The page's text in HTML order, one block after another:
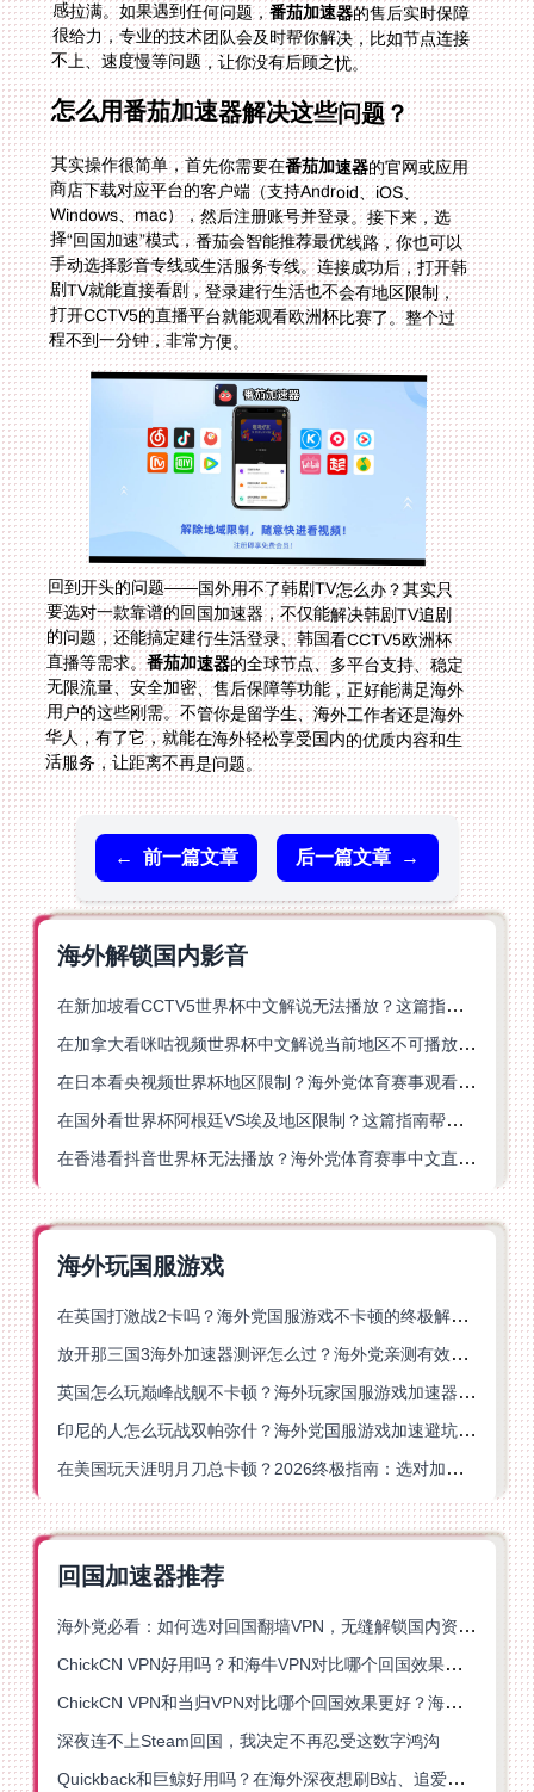
感拉满。如果遇到任何问题，番茄加速器的售后实时保障
很给力，专业的技术团队会及时帮你解决，比如节点连接
不上、速度慢等问题，让你没有后顾之忧。
怎么用番茄加速器解决这些问题？
其实操作很简单，首先你需要在番茄加速器的官网或应用
商店下载对应平台的客户端（支持Android、iOS、
Windows、mac），然后注册账号并登录。接下来，选
择“回国加速”模式，番茄会智能推荐最优线路，你也可以
手动选择影音专线或生活服务专线。连接成功后，打开韩
剧TV就能直接看剧，登录建行生活也不会有地区限制，
打开CCTV5的直播平台就能观看欧洲杯比赛了。整个过
程不到一分钟，非常方便。
回到开头的问题——国外用不了韩剧TV怎么办？其实只
要选对一款靠谱的回国加速器，不仅能解决韩剧TV追剧
的问题，还能搞定建行生活登录、韩国看CCTV5欧洲杯
直播等需求。番茄加速器的全球节点、多平台支持、稳定
无限流量、安全加密、售后保障等功能，正好能满足海外
用户的这些刚需。不管你是留学生、海外工作者还是海外
华人，有了它，就能在海外轻松享受国内的优质内容和生
活服务，让距离不再是问题。
← 前一篇文章 后一篇文章 →
海外解锁国内影音
在新加坡看CCTV5世界杯中文解说无法播放？这篇指南帮你解锁海外体育直播自由
在加拿大看咪咕视频世界杯中文解说当前地区不可播放？这篇指南帮你一键解决
在日本看央视频世界杯地区限制？海外党体育赛事观看终极指南
在国外看世界杯阿根廷VS埃及地区限制？这篇指南帮你搞定中文直播+解说
在香港看抖音世界杯无法播放？海外党体育赛事中文直播终极指南
海外玩国服游戏
在英国打激战2卡吗？海外党国服游戏不卡顿的终极解决方案
放开那三国3海外加速器测评怎么过？海外党亲测有效的国服游戏加速指南
英国怎么玩巅峰战舰不卡顿？海外玩家国服游戏加速器终极指南
印尼的人怎么玩战双帕弥什？海外党国服游戏加速避坑指南
在美国玩天涯明月刀总卡顿？2026终极指南：选对加速器让你丝滑连招
回国加速器推荐
海外党必看：如何选对回国翻墙VPN，无缝解锁国内资源？
ChickCN VPN好用吗？和海牛VPN对比哪个回国效果更好？
ChickCN VPN和当归VPN对比哪个回国效果更好？海外党亲测后选了它
深夜连不上Steam回国，我决定不再忍受这数字鸿沟
Quickback和巨鲸好用吗？在海外深夜想刷B站、追爱奇艺的你，或许正需要这份答案